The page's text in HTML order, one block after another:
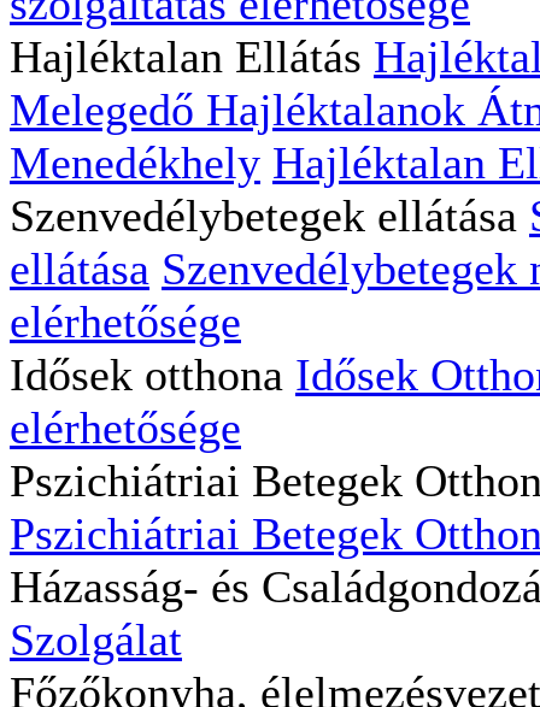
Hajléktalan Ellátás
Melegedő Hajléktalanok
Menedékhely Hajléktalan
Szenvedélybetegek ellátása
ellátása Szenvedélybetegek
elérhetősége
Idősek otthona Idősek
elérhetősége
Pszichiátriai Betegek
Pszichiátriai Betegek
Házasság- és
Szolgálat
Főzőkonyha,